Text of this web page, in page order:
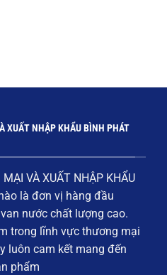
XUẤT NHẬP KHẨU BÌNH PHÁT
VÀ XUẤT NHẬP KHẨU
là đơn vị hàng đầu
van nước chất lượng cao.
trong lĩnh vực thương mại
luôn cam kết mang đến
phẩm